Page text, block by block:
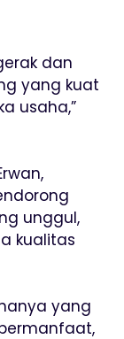
dan
yang kuat
usaha,”
unggul,
kualitas
yang